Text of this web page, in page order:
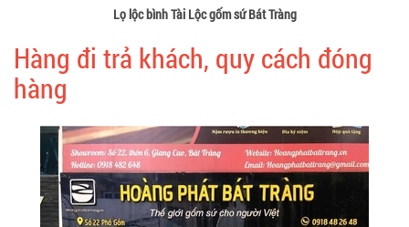
Lọ lộc bình Tài Lộc gốm sứ Bát Tràng
Hàng đi trả khách, quy cách đóng
hàng